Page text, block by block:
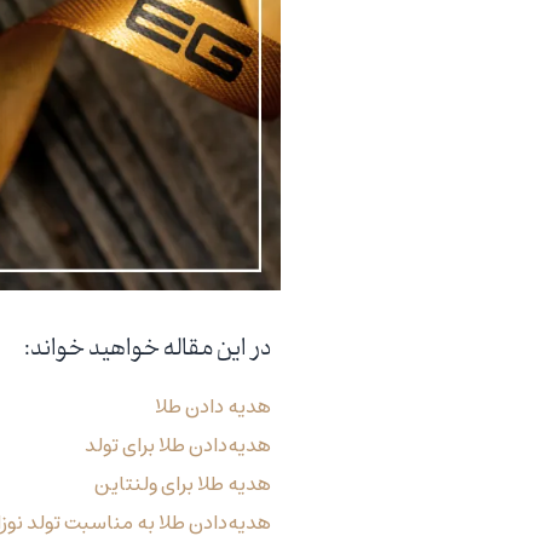
در این مقاله خواهید خواند:
هدیه دادن طلا
هدیه‌دادن طلا برای تولد
هدیه طلا برای ولنتاین
هدیه‌دادن طلا به مناسبت تولد